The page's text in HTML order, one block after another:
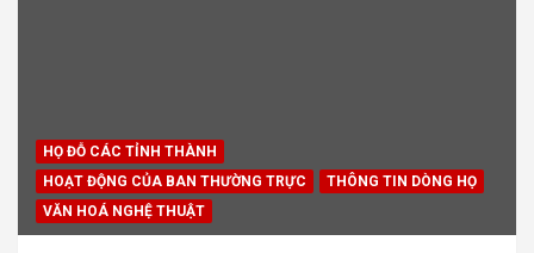
HỌ ĐỖ CÁC TỈNH THÀNH
HOẠT ĐỘNG CỦA BAN THƯỜNG TRỰC
THÔNG TIN DÒNG HỌ
VĂN HOÁ NGHỆ THUẬT